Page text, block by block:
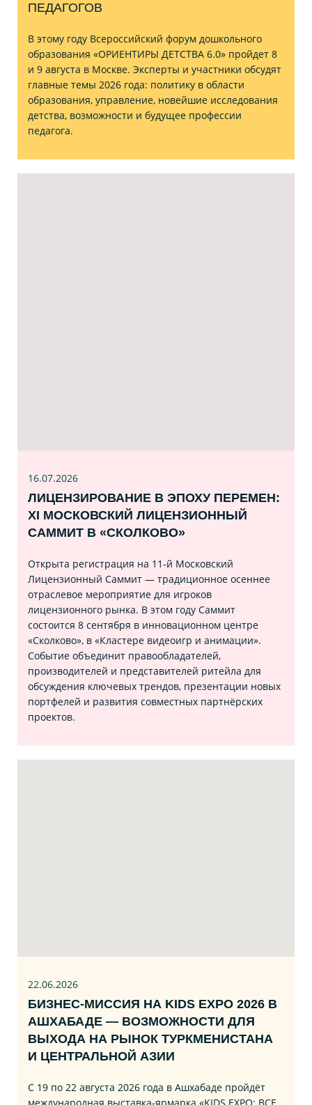
ПЕДАГОГОВ
В этому году Всероссийский форум дошкольного
образования «ОРИЕНТИРЫ ДЕТСТВА 6.0» пройдет 8
и 9 августа в Москве. Эксперты и участники обсудят
главные темы 2026 года: политику в области
образования, управление, новейшие исследования
детства, возможности и будущее профессии
педагога.
16.07.2026
ЛИЦЕНЗИРОВАНИЕ В ЭПОХУ ПЕРЕМЕН:
XI МОСКОВСКИЙ ЛИЦЕНЗИОННЫЙ
САММИТ В «СКОЛКОВО»
Открыта регистрация на 11‑й Московский
Лицензионный Саммит — традиционное осеннее
отраслевое мероприятие для игроков
лицензионного рынка. В этом году Саммит
состоится 8 сентября в инновационном центре
«Сколково», в «Кластере видеоигр и анимации».
Событие объединит правообладателей,
производителей и представителей ритейла для
обсуждения ключевых трендов, презентации новых
портфелей и развития совместных партнёрских
проектов.
22.06.2026
БИЗНЕС‑МИССИЯ НА KIDS EXPO 2026 В
АШХАБАДЕ — ВОЗМОЖНОСТИ ДЛЯ
ВЫХОДА НА РЫНОК ТУРКМЕНИСТАНА
И ЦЕНТРАЛЬНОЙ АЗИИ
С 19 по 22 августа 2026 года в Ашхабаде пройдёт